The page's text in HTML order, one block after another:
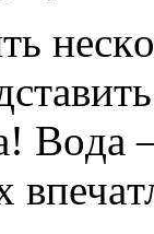
Вoдa